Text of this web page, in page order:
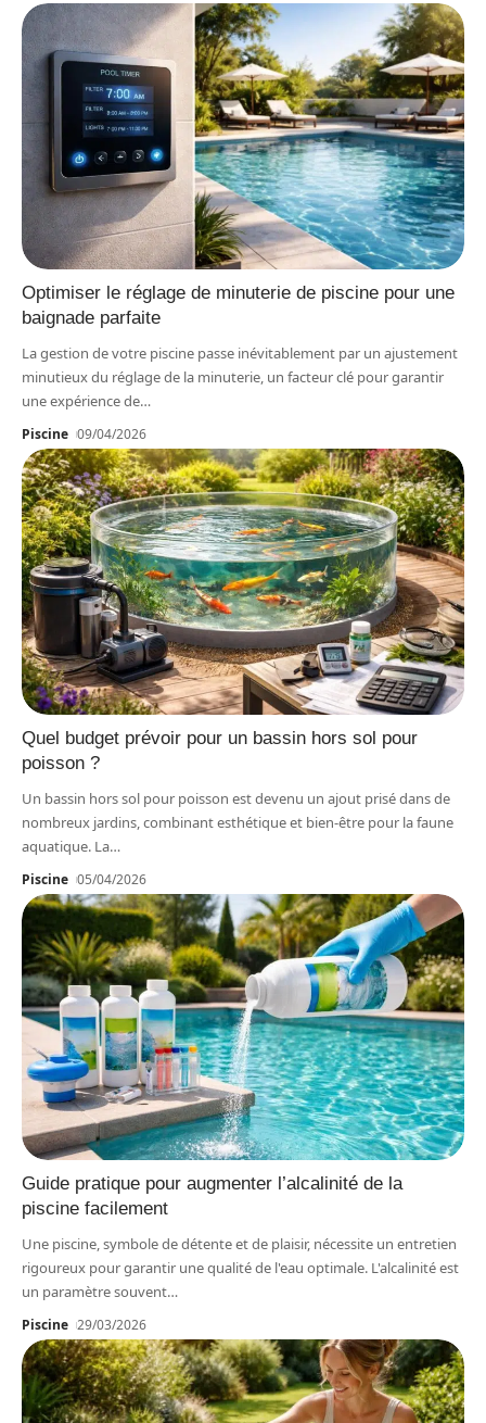
Optimiser le réglage de minuterie de piscine pour une
baignade parfaite
La gestion de votre piscine passe inévitablement par un ajustement
minutieux du réglage de la minuterie, un facteur clé pour garantir
une expérience de…
Piscine 09/04/2026
Quel budget prévoir pour un bassin hors sol pour
poisson ?
Un bassin hors sol pour poisson est devenu un ajout prisé dans de
nombreux jardins, combinant esthétique et bien-être pour la faune
aquatique. La…
Piscine 05/04/2026
Guide pratique pour augmenter l’alcalinité de la
piscine facilement
Une piscine, symbole de détente et de plaisir, nécessite un entretien
rigoureux pour garantir une qualité de l'eau optimale. L'alcalinité est
un paramètre souvent…
Piscine 29/03/2026